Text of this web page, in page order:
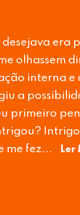
com a
foi a
que me
EMPRESA